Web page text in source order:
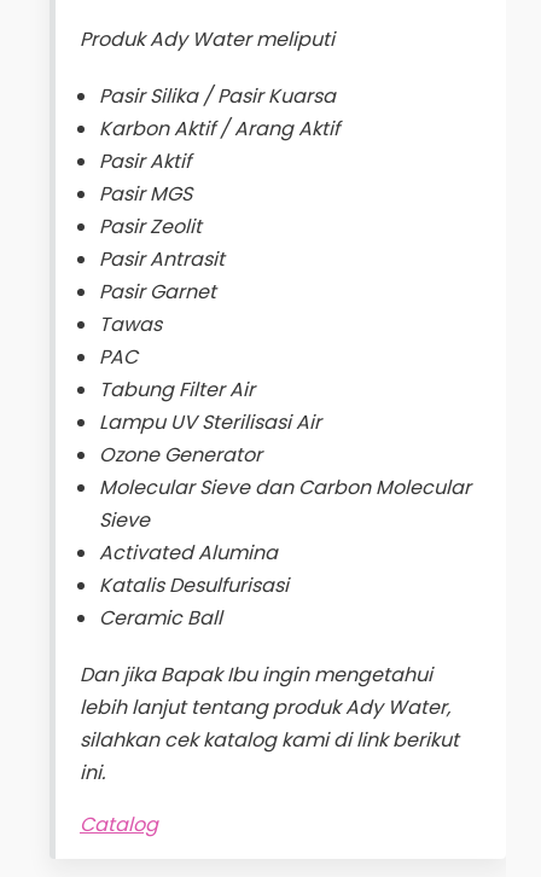
Produk Ady Water meliputi
Pasir Silika / Pasir Kuarsa
Karbon Aktif / Arang Aktif
Pasir Aktif
Pasir MGS
Pasir Zeolit
Pasir Antrasit
Pasir Garnet
Tawas
PAC
Tabung Filter Air
Lampu UV Sterilisasi Air
Ozone Generator
Molecular Sieve dan Carbon Molecular
Sieve
Activated Alumina
Katalis Desulfurisasi
Ceramic Ball
Dan jika Bapak Ibu ingin mengetahui
lebih lanjut tentang produk Ady Water,
silahkan cek katalog kami di link berikut
ini.
Catalog